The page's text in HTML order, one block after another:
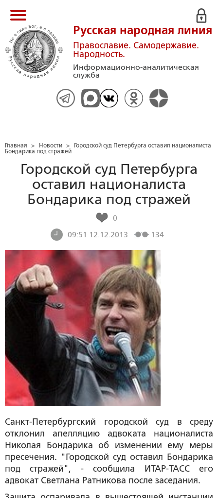
Русская народная линия
Православие. Самодержавие.
Народность.
Информационно-аналитическая
служба
Главная > Новости >
Городской суд Петербурга оставил националиста
Бондарика под стражей
Городской суд Петербурга
оставил националиста
Бондарика под стражей
0
09:51 12.12.2013
134
Санкт-Петербургский городской суд в среду
отклонил апелляцию адвоката националиста
Николая Бондарика об изменении ему меры
пресечения. "Городской суд оставил Бондарика
под стражей", - сообщила ИТАР-ТАСС его
адвокат Светлана Ратникова после заседания.